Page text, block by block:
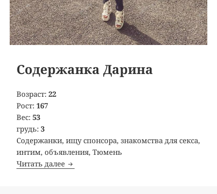
Содержанка Дарина
Возраст:22
Рост:167
Вес:53
грудь:3
Содержанки, ищу спонсора, знакомства для секса,
интим, объявления, Тюмень
Читать далее Содержанка Дарина